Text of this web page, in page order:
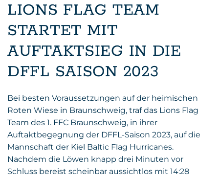
LIONS FLAG TEAM
STARTET MIT
AUFTAKTSIEG IN DIE
DFFL SAISON 2023
Bei besten Voraussetzungen auf der heimischen
Roten Wiese in Braunschweig, traf das Lions Flag
Team des 1. FFC Braunschweig, in ihrer
Auftaktbegegnung der DFFL-Saison 2023, auf die
Mannschaft der Kiel Baltic Flag Hurricanes.
Nachdem die Löwen knapp drei Minuten vor
Schluss bereist scheinbar aussichtlos mit 14:28